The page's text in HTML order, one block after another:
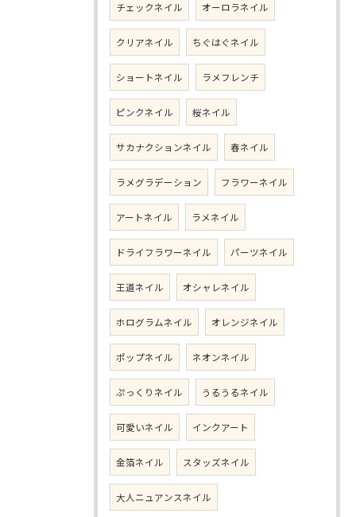
チェックネイル オーロラネイル
クリアネイル ちぐはぐネイル
ショートネイル ラメフレンチ
ピンクネイル 桜ネイル
サカナクションネイル 春ネイル
ラメグラデーション フラワーネイル
アートネイル ラメネイル
ドライフラワーネイル パーツネイル
王道ネイル オシャレネイル
ホログラムネイル オレンジネイル
ポップネイル ネオンネイル
ぷっくりネイル うるうるネイル
可愛いネイル インクアート
金箔ネイル スタッズネイル
大人ニュアンスネイル